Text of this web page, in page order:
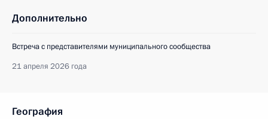
Дополнительно
Встреча с представителями муниципального сообщества
21 апреля 2026 года
География